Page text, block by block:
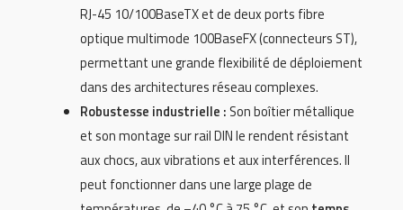
RJ-45 10/100BaseTX et de deux ports fibre
optique multimode 100BaseFX (connecteurs ST),
permettant une grande flexibilité de déploiement
dans des architectures réseau complexes.
Robustesse industrielle : Son boîtier métallique
et son montage sur rail DIN le rendent résistant
aux chocs, aux vibrations et aux interférences. Il
peut fonctionner dans une large plage de